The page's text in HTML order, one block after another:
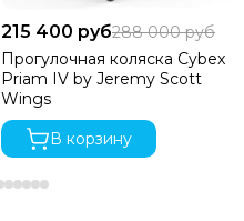
215 400 руб288 000 руб
Прогулочная коляска Cybex
Priam IV by Jeremy Scott
Wings
В корзину